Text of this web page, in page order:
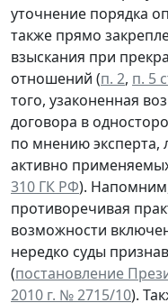
уточнение порядка
также прямо
взыскания при
отношений (п. 2, п. 5
того, узаконенная
договора в
по мнению эксперта,
активно
310 ГК РФ).
противоречивая
возможности
нередко суды
(постановление
2010 г. № 2715/10).